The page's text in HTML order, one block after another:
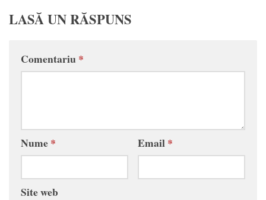
LASĂ UN RĂSPUNS
Comentariu*
Nume* Email*
Site web